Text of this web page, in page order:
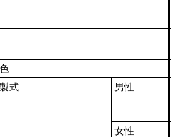
色
製式
男性
女性